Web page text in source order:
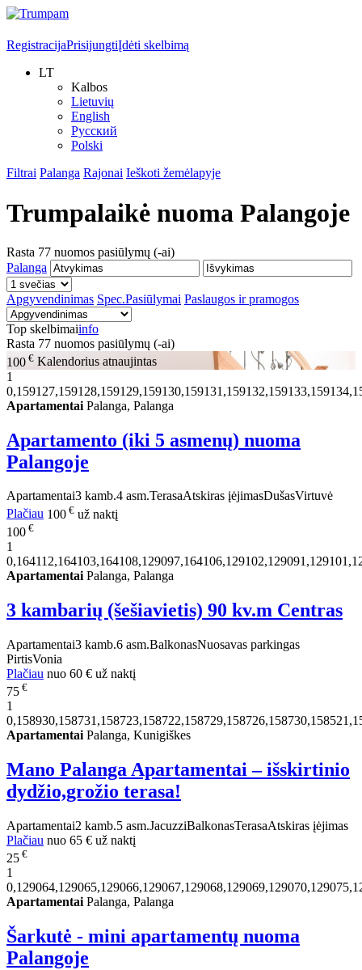
RegistracijaPrisijungtiĮdėti skelbimą
LT
Kalbos
Lietuvių
English
Русский
Polski
Filtrai Palanga Rajonai Ieškoti žemėlapyje
Trumpalaikė nuoma Palangoje
Rasta 77 nuomos pasiūlymų (-ai)
Palanga
Apgyvendinimas Spec.Pasiūlymai Paslaugos ir pramogos
Top skelbimaiinfo
Rasta 77 nuomos pasiūlymų (-ai)
100 € Kalendorius atnaujintas
1
Apartamentai Palanga, Palanga
Apartamento (iki 5 asmenų) nuoma
Palangoje
Apartamentai3 kamb.4 asm.TerasaAtskiras įėjimasDušasVirtuvė
Plačiau 100 € už naktį
100 €
1
Apartamentai Palanga, Palanga
3 kambarių (šešiavietis) 90 kv.m Centras
Apartamentai3 kamb.6 asm.BalkonasNuosavas parkingas
PirtisVonia
Plačiau nuo 60 € už naktį
75 €
1
Apartamentai Palanga, Kunigiškes
Mano Palanga Apartamentai – išskirtinio
dydžio,grožio terasa!
Apartamentai2 kamb.5 asm.JacuzziBalkonasTerasaAtskiras įėjimas
Plačiau nuo 65 € už naktį
25 €
1
Apartamentai Palanga, Palanga
Šarkutė - mini apartamentų nuoma
Palangoje